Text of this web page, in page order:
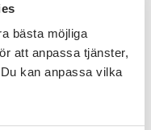
bästa möjliga
att anpassa tjänster,
kan anpassa vilka
framtidens
första året